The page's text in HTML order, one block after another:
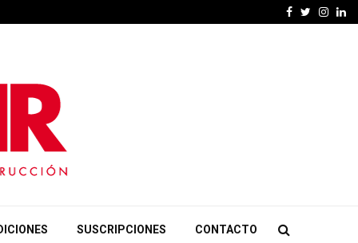
Facebook
Twitter
SUSCRIPCIONES CONTACTO